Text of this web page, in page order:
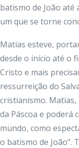
batismo de João
um que se torne
Matias esteve,
desde o início até o
Cristo e mais
ressurreição do
cristianismo.
da Páscoa e poderá
mundo, como
o batismo de João”.